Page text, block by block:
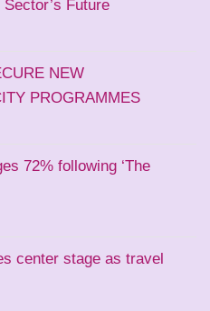
Future
NEW
PROGRAMMES
72% following ‘The
center stage as travel